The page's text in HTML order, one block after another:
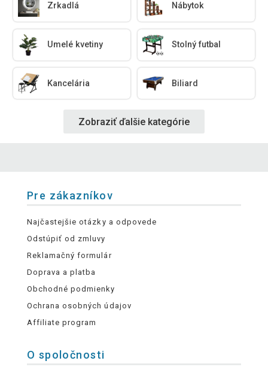
Zrkadlá Nábytok
Umelé kvetiny Stolný futbal
Kancelária Biliard
Zobraziť ďalšie kategórie
Pre zákazníkov
Najčastejšie otázky a odpovede
Odstúpiť od zmluvy
Reklamačný formulár
Doprava a platba
Obchodné podmienky
Ochrana osobných údajov
Affiliate program
O spoločnosti